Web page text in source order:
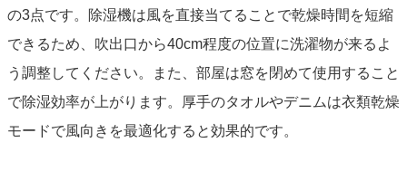
の3点です。除湿機は風を直接当てることで乾燥時間を短縮
できるため、吹出口から40cm程度の位置に洗濯物が来るよ
う調整してください。また、部屋は窓を閉めて使用すること
で除湿効率が上がります。厚手のタオルやデニムは衣類乾燥
モードで風向きを最適化すると効果的です。